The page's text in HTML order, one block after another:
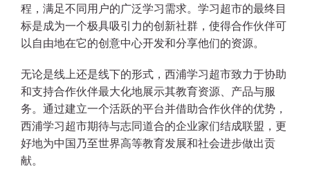
程，满足不同用户的广泛学习需求。学习超市的最终目
标是成为一个极具吸引力的创新社群，使得合作伙伴可
以自由地在它的创意中心开发和分享他们的资源。
无论是线上还是线下的形式，西浦学习超市致力于协助
和支持合作伙伴最大化地展示其教育资源、产品与服
务。通过建立一个活跃的平台并借助合作伙伴的优势，
西浦学习超市期待与志同道合的企业家们结成联盟，更
好地为中国乃至世界高等教育发展和社会进步做出贡
献。